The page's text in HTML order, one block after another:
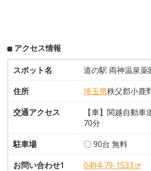
アクセス情報
スポット名
道の駅 両神温泉薬
住所
埼玉県秩父郡小鹿
交通アクセス
【車】関越自動車
70分
駐車場
〇 90台 無料
お問い合わせ1
0494-79-1533